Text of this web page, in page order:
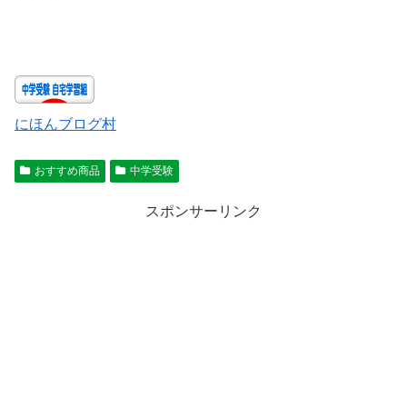
にほんブログ村
おすすめ商品 中学受験
スポンサーリンク